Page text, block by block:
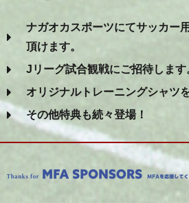
ナガオカスポーツにてサッカー
頂けます。
Jリーグ試合観戦にご招待します
オリジナルトレーニングシャツ
その他特典も続々登場！